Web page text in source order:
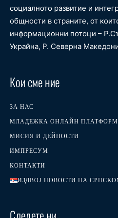
социалното развитие и
общности в страните, от
информационни потоци –
Украйна, Р. Северна
Кои сме ние
ЗА НАС
МЛАДЕЖКА ОНЛАЙН
МИСИЯ И ДЕЙНОСТИ
ИМПРЕСУМ
КОНТАКТИ
ИЗДВОЈ НОВОСТИ НА